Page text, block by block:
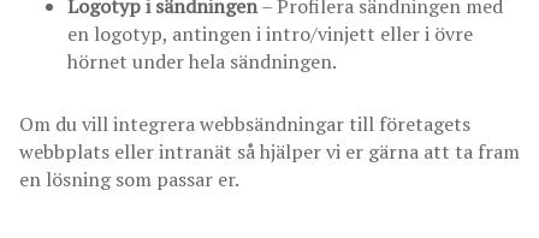
Logotyp i sändningen– Profilera sändningen med
en logotyp, antingen i intro/vinjett eller i övre
hörnet under hela sändningen.
Om du vill integrera webbsändningar till företagets
webbplats eller intranät så hjälper vi er gärna att ta fram
en lösning som passar er.